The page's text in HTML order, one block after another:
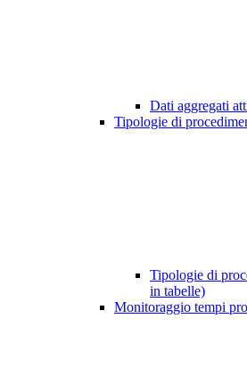
Dati aggregati
Tipologie di
Tipologie di
in tabelle)
Monitoraggio tempi